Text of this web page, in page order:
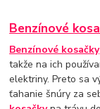
Benzínové
Benzínové kosačky
takže na ich
elektriny. Preto sa
ťahanie šnúry za